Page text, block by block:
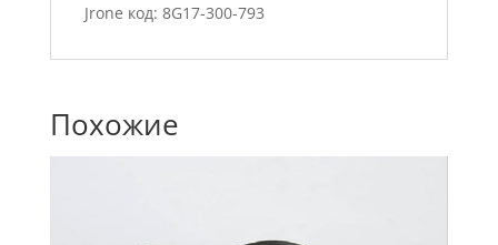
Jrone код: 8G17-300-793
Похожие